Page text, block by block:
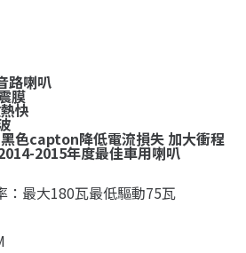
路喇叭
膜
快
色capton降低電流損失 加大衝程
2015年度最佳車用喇叭
最大180瓦最低驅動75瓦